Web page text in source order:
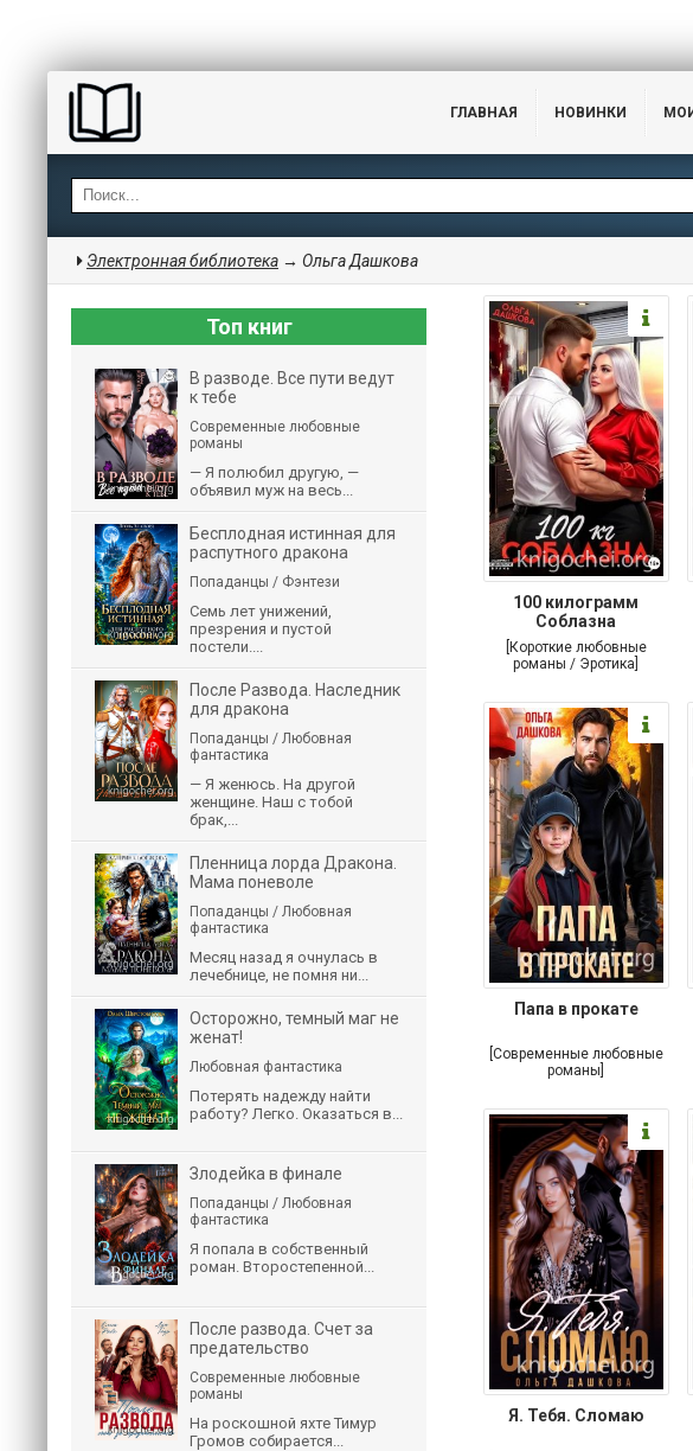
ГЛАВНАЯ НОВИНКИ
Электронная библиотека → Ольга Дашкова
100 килограмм
Соблазна
[Короткие любовные
романы / Эротика]
Папа в прокате
[Современные любовные
романы]
Я. Тебя. Сломаю
Топ книг
В разводе. Все пути ведут
к тебе
Современные любовные
романы
— Я полюбил другую, —
объявил муж на весь...
Бесплодная истинная для
распутного дракона
Попаданцы / Фэнтези
Семь лет унижений,
презрения и пустой
постели....
После Развода. Наследник
для дракона
Попаданцы / Любовная
фантастика
— Я женюсь. На другой
женщине. Наш с тобой
брак,...
Пленница лорда Дракона.
Мама поневоле
Попаданцы / Любовная
фантастика
Месяц назад я очнулась в
лечебнице, не помня ни...
Осторожно, темный маг не
женат!
Любовная фантастика
Потерять надежду найти
работу? Легко. Оказаться в...
Злодейка в финале
Попаданцы / Любовная
фантастика
Я попала в собственный
роман. Второстепенной...
После развода. Счет за
предательство
Современные любовные
романы
На роскошной яхте Тимур
Громов собирается...